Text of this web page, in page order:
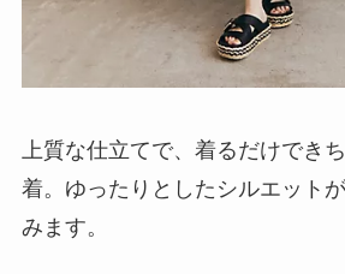
上質な仕立てで、着るだけでき
着。ゆったりとしたシルエット
みます。